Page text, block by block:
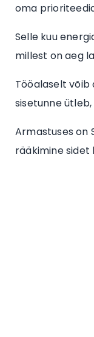
oma
Selle kuu
millest on aeg
Tööalaselt võib
sisetunne
Armastuses on
rääkimine sidet